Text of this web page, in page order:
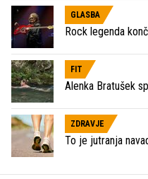
GLASBA
Rock legenda
FIT
Alenka Bratušek
ZDRAVJE
To je jutranja